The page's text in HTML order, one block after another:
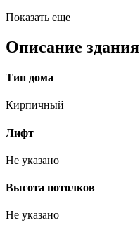
Показать еще
Описание здания
Тип дома
Кирпичный
Лифт
Не указано
Высота потолков
Не указано